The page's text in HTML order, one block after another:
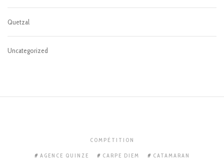
Quetzal
Uncategorized
COMPÉTITION
AGENCE QUINZE CARPE DIEM
CATAMARAN